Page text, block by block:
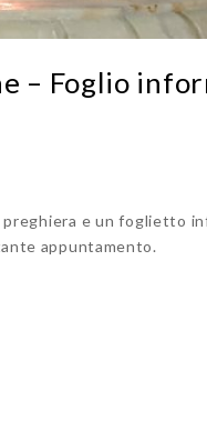
– Foglio
e un foglietto
appuntamento.